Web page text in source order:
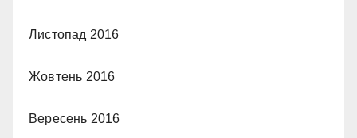
Листопад 2016
Жовтень 2016
Вересень 2016